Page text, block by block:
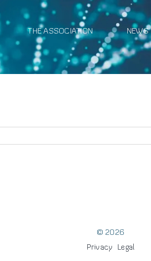
THE ASSOCIATION NEWS
© 2026
Privacy
Legal